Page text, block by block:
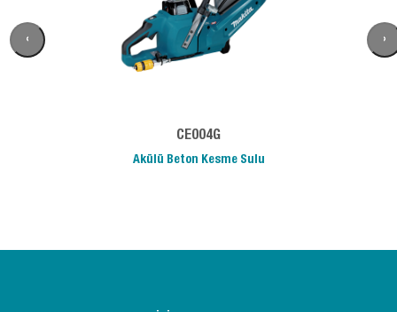
CE004G
Akülü Beton Kesme Sulu
‹ ›